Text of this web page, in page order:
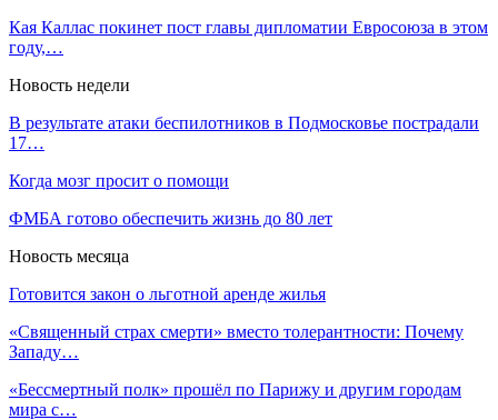
Кая Каллас покинет пост главы дипломатии Евросоюза в этом
году,…
Новость недели
В результате атаки беспилотников в Подмосковье пострадали
17…
Когда мозг просит о помощи
ФМБА готово обеспечить жизнь до 80 лет
Новость месяца
Готовится закон о льготной аренде жилья
«Священный страх смерти» вместо толерантности: Почему
Западу…
«Бессмертный полк» прошёл по Парижу и другим городам
мира с…